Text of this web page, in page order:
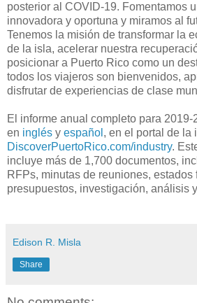
posterior al COVID-19. Fomentamos
innovadora y oportuna y miramos al
Tenemos la misión de transformar la
de la isla, acelerar nuestra
posicionar a Puerto Rico como un
todos los viajeros son bienvenidos,
disfrutar de experiencias de clase
El informe anual completo para
en inglés y español , en el portal de la
DiscoverPuertoRico.com/industry.
incluye más de 1,700 documentos,
RFPs, minutas de reuniones, estados
presupuestos, investigación, análisis
Edison R. Misla
Share